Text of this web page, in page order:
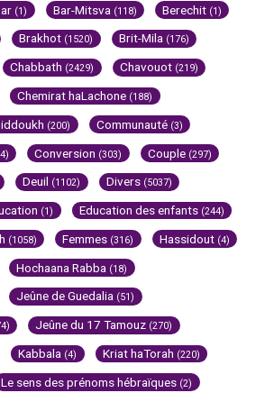
(1) Bar-Mitsva (118) Berechit (1)
Brakhot (1520) Brit-Mila (176)
Chabbath (2429) Chavouot (219)
Chemirat haLachone (188)
(200) Communauté (3)
Conversion (303) Couple (297)
Deuil (1102) Divers (5037)
(1) Education des enfants (244)
(1058) Femmes (316) Hassidout (4)
Hochaana Rabba (18)
Jeûne de Guedalia (51)
Jeûne du 17 Tamouz (270)
Kabbala (4) Kriat haTorah (220)
Le sens des prénoms hébraïques (2)